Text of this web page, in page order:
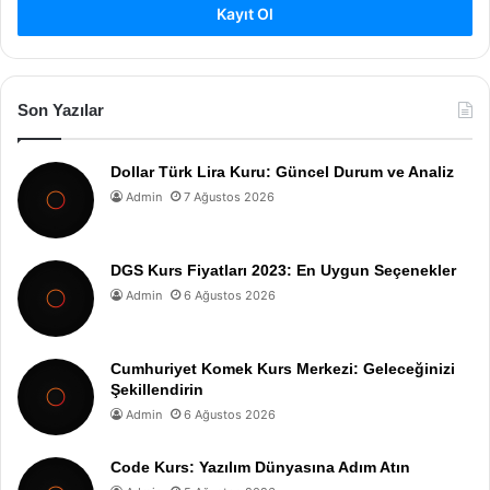
Kayıt Ol
Son Yazılar
Dollar Türk Lira Kuru: Güncel Durum ve Analiz
Admin 7 Ağustos 2026
DGS Kurs Fiyatları 2023: En Uygun Seçenekler
Admin 6 Ağustos 2026
Cumhuriyet Komek Kurs Merkezi: Geleceğinizi
Şekillendirin
Admin 6 Ağustos 2026
Code Kurs: Yazılım Dünyasına Adım Atın